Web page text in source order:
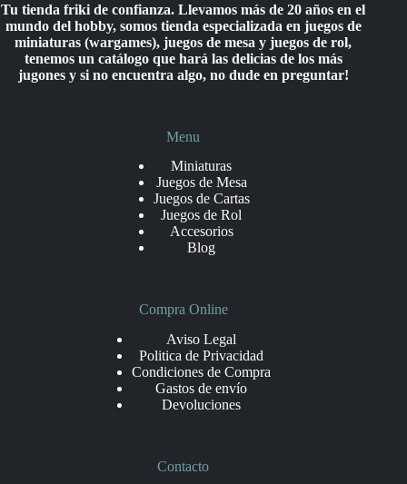
Tu tienda friki de confianza. Llevamos más de 20 años en el
mundo del hobby, somos tienda especializada en juegos de
miniaturas (wargames), juegos de mesa y juegos de rol,
tenemos un catálogo que hará las delicias de los más
jugones y si no encuentra algo, no dude en preguntar!
Menu
Miniaturas
Juegos de Mesa
Juegos de Cartas
Juegos de Rol
Accesorios
Blog
Compra Online
Aviso Legal
Politica de Privacidad
Condiciones de Compra
Gastos de envío
Devoluciones
Contacto